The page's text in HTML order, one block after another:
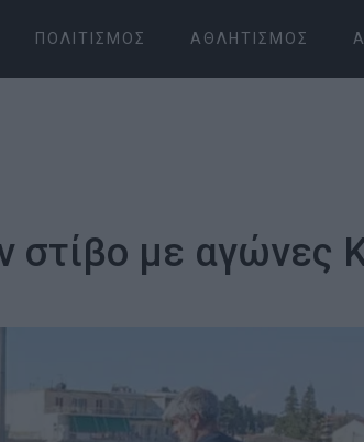
ΠΟΛΙΤΙΣΜΌΣ ΑΘΛΗΤΙΣΜΌΣ
στίβο με αγώνες